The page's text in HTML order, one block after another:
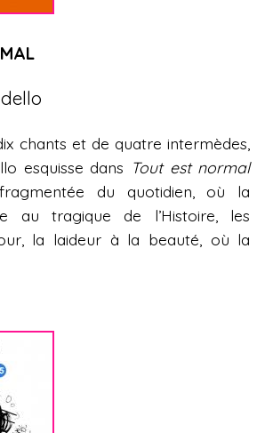
chants et de quatre intermèdes,
esquisse dans Tout est normal
du quotidien, où la
au tragique de l’Histoire, les
la laideur à la beauté, où la